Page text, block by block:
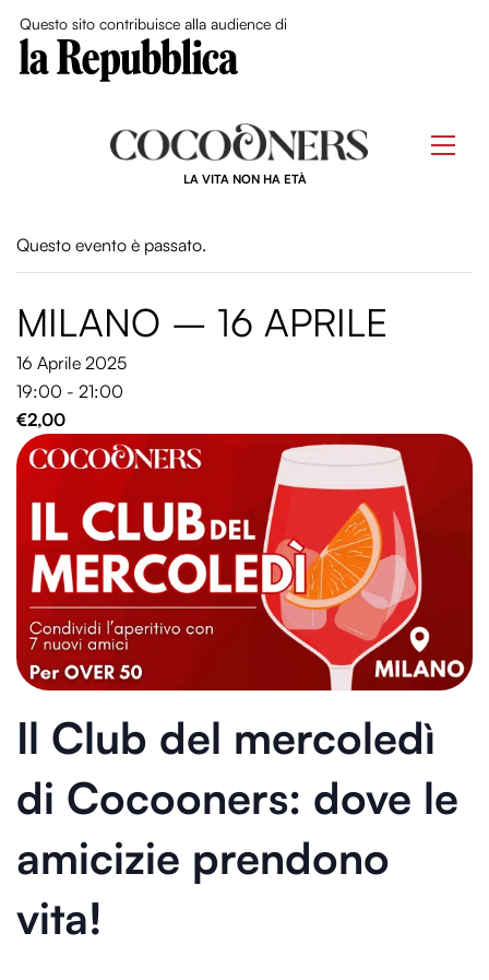
Questo sito contribuisce alla audience di
LA VITA NON HA ETÀ
Questo evento è passato.
MILANO – 16 APRILE
16 Aprile 2025
19:00 - 21:00
€2,00
Il Club del mercoledì
di Cocooners: dove le
amicizie prendono
vita!